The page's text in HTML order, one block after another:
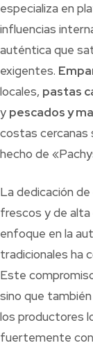
especializa en
influencias
auténtica que
exigentes.
locales, pastas
y pescados y
costas cercanas
hecho de
La dedicación
frescos y de alta
enfoque en la
tradicionales ha
Este
sino que
los productores
fuertemente